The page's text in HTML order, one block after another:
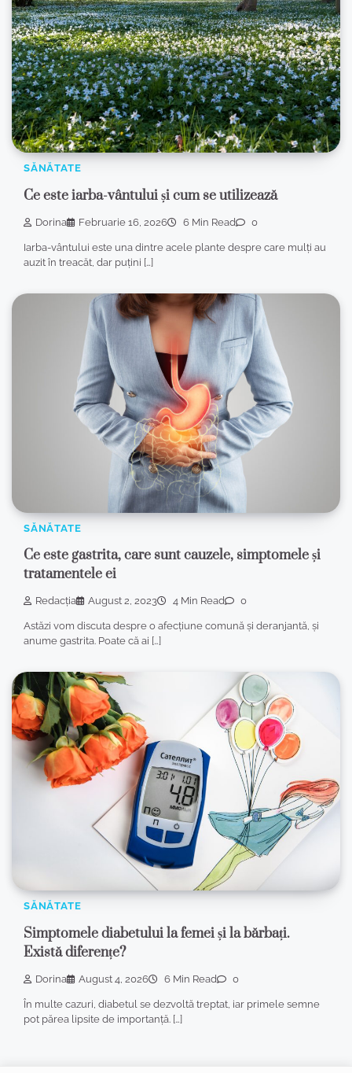
SĂNĂTATE
Ce este iarba-vântului și cum se utilizează
Dorina Februarie 16, 2026 6 Min Read 0
Iarba-vântului este una dintre acele plante despre care mulți au
auzit în treacăt, dar puțini […]
SĂNĂTATE
Ce este gastrita, care sunt cauzele, simptomele și
tratamentele ei
Redacția August 2, 2023 4 Min Read 0
Astăzi vom discuta despre o afecțiune comună și deranjantă, și
anume gastrita. Poate că ai […]
SĂNĂTATE
Simptomele diabetului la femei și la bărbați.
Există diferențe?
Dorina August 4, 2026 6 Min Read 0
În multe cazuri, diabetul se dezvoltă treptat, iar primele semne
pot părea lipsite de importanță. […]